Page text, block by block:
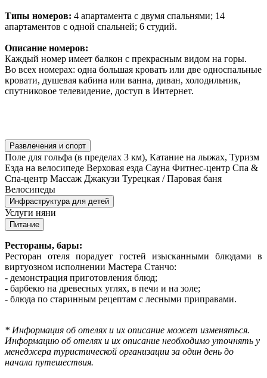
Типы номеров: 4 апартамента с двумя спальнями; 14
апартаментов с одной спальней; 6 студий.
Описание номеров:
Каждый номер имеет балкон с прекрасным видом на горы.
Во всех номерах: одна большая кровать или две односпальные
кровати, душевая кабина или ванна, диван, холодильник,
спутниковое телевидение, доступ в Интернет.
Развлечения и спорт
Поле для гольфа (в пределах 3 км), Катание на лыжах, Туризм
Езда на велосипеде Верховая езда Сауна Фитнес-центр Спа &
Спа-центр Массаж Джакузи Турецкая / Паровая баня
Велосипеды
Инфраструктура для детей
Услуги няни
Питание
Рестораны, бары:
Ресторан отеля порадует гостей изысканными блюдами в
виртуозном исполнении Мастера Станчо:
- демонстрация приготовления блюд;
- барбекю на древесных углях, в печи и на золе;
- блюда по старинным рецептам с лесными приправами.
* Информация об отелях и их описание может изменяться.
Информацию об отелях и их описание необходимо уточнять у
менеджера туристической организации за один день до
начала путешествия.